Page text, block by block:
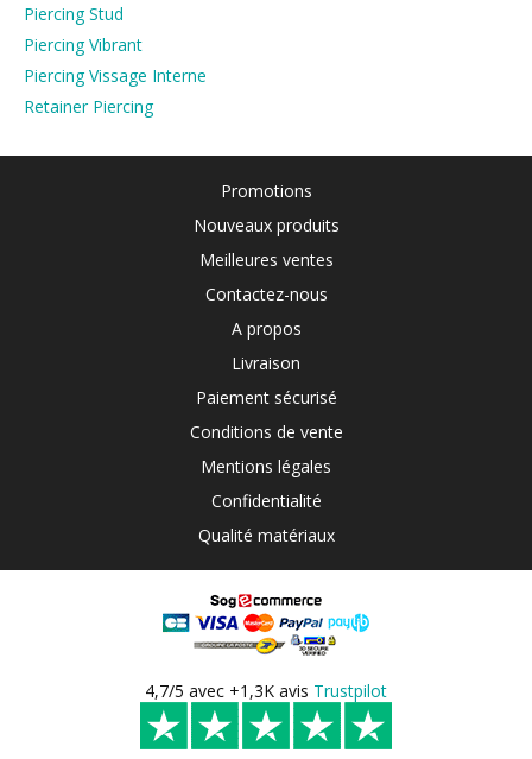
Piercing Stud
Piercing Vibrant
Piercing Vissage Interne
Retainer Piercing
Promotions
Nouveaux produits
Meilleures ventes
Contactez-nous
A propos
Livraison
Paiement sécurisé
Conditions de vente
Mentions légales
Confidentialité
Qualité matériaux
4,7/5 avec +1,3K avis Trustpilot